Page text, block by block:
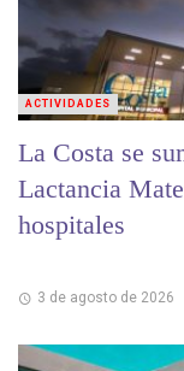
La Costa se
Lactancia
hospitales
3 de agosto de 2026
ACTIVIDADES